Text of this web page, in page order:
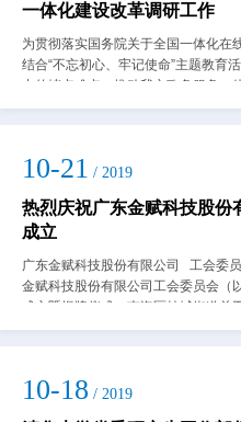
一体化建设改革调研工作
为贯彻落实国务院关于全国一体化在
结合“不忘初心、牢记使命”主题教育
中的堵点难点，推动我市政务服务一
佛山市政府赖紫宁副秘书长带队开展
10-21 / 2019
热烈庆祝广东金赋科技股份
成立
广东金赋科技股份有限公司 工会委
金赋科技股份有限公司工会委员会（
成立暨揭牌仪式。南海区桂城街道
联会主席刘...
10-18 / 2019